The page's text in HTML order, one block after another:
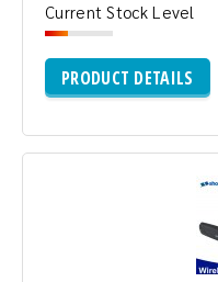
Current Stock Level
PRODUCT DETAILS